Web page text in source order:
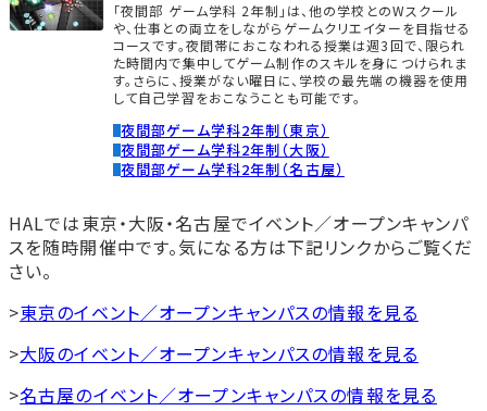
「夜間部 ゲーム学科 2年制」は、他の学校とのWスクール
や、仕事との両立をしながらゲームクリエイターを目指せる
コースです。夜間帯におこなわれる授業は週3回で、限られ
た時間内で集中してゲーム制作のスキルを身につけられま
す。さらに、授業がない曜日に、学校の最先端の機器を使用
して自己学習をおこなうことも可能です。
夜間部ゲーム学科2年制（東京）
夜間部ゲーム学科2年制（大阪）
夜間部ゲーム学科2年制（名古屋）
HALでは東京・大阪・名古屋でイベント／オープンキャンパ
スを随時開催中です。気になる方は下記リンクからご覧くだ
さい。
>東京のイベント／オープンキャンパスの情報を見る
>大阪のイベント／オープンキャンパスの情報を見る
>名古屋のイベント／オープンキャンパスの情報を見る